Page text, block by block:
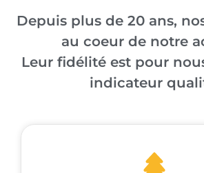
Depuis plus de 20 ans,
au coeur de notre
Leur fidélité est pour
indicateur